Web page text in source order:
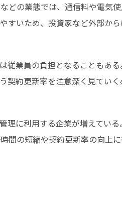
どの業態では、通信料や電気
すいため、投資家など外部か
業員の負担となることもある
契約更新率を注意深く見ていく
理に利用する企業が増えてい
間の短縮や契約更新率の向上